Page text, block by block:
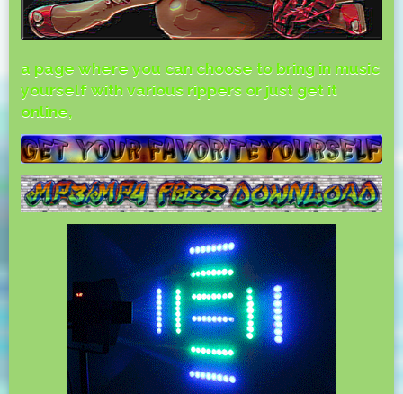
a page where you can choose to bring in music
yourself with various rippers or just get it
online,